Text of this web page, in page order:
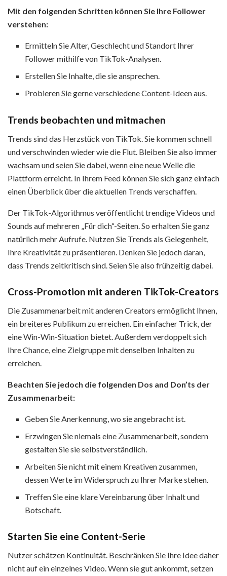
Mit den folgenden Schritten können Sie Ihre Follower
verstehen:
Ermitteln Sie Alter, Geschlecht und Standort Ihrer
Follower mithilfe von TikTok-Analysen.
Erstellen Sie Inhalte, die sie ansprechen.
Probieren Sie gerne verschiedene Content-Ideen aus.
Trends beobachten und mitmachen
Trends sind das Herzstück von TikTok. Sie kommen schnell
und verschwinden wieder wie die Flut. Bleiben Sie also immer
wachsam und seien Sie dabei, wenn eine neue Welle die
Plattform erreicht. In Ihrem Feed können Sie sich ganz einfach
einen Überblick über die aktuellen Trends verschaffen.
Der TikTok-Algorithmus veröffentlicht trendige Videos und
Sounds auf mehreren „Für dich“-Seiten. So erhalten Sie ganz
natürlich mehr Aufrufe. Nutzen Sie Trends als Gelegenheit,
Ihre Kreativität zu präsentieren. Denken Sie jedoch daran,
dass Trends zeitkritisch sind. Seien Sie also frühzeitig dabei.
Cross-Promotion mit anderen TikTok-Creators
Die Zusammenarbeit mit anderen Creators ermöglicht Ihnen,
ein breiteres Publikum zu erreichen. Ein einfacher Trick, der
eine Win-Win-Situation bietet. Außerdem verdoppelt sich
Ihre Chance, eine Zielgruppe mit denselben Inhalten zu
erreichen.
Beachten Sie jedoch die folgenden Dos and Don’ts der
Zusammenarbeit:
Geben Sie Anerkennung, wo sie angebracht ist.
Erzwingen Sie niemals eine Zusammenarbeit, sondern
gestalten Sie sie selbstverständlich.
Arbeiten Sie nicht mit einem Kreativen zusammen,
dessen Werte im Widerspruch zu Ihrer Marke stehen.
Treffen Sie eine klare Vereinbarung über Inhalt und
Botschaft.
Starten Sie eine Content-Serie
Nutzer schätzen Kontinuität. Beschränken Sie Ihre Idee daher
nicht auf ein einzelnes Video. Wenn sie gut ankommt, setzen